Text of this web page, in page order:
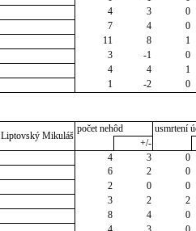
4 3
0
7 4
0
11 8
1
3 -1
0
4 4
1
1 -2 0
Liptovský Mikuláš
počet nehôd
usmrtení
+/-
4 3
0
6 2
0
2 0
0
3 2
2
8 4
0